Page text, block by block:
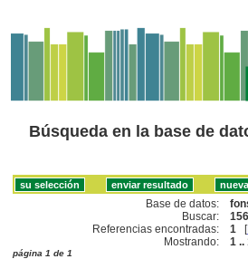
Búsqueda en la base de
Base de datos:
Buscar:
Referencias encontradas:
1 [
Mostrando:
1 ..
página 1 de 1